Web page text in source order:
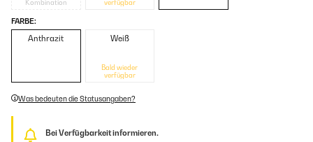
Kombination
verfügbar
FARBE:
Anthrazit Weiß
Bald wieder
verfügbar
Was bedeuten die Statusangaben?
Bei Verfügbarkeit informieren.